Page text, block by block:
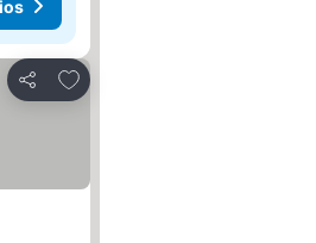
Compartir
Agregar a favoritos